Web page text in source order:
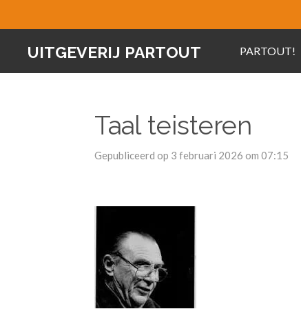
de
UITGEVERIJ PARTOUT PARTOUT!
Taal teisteren
Gepubliceerd op 3 februari 2026 om 07:15